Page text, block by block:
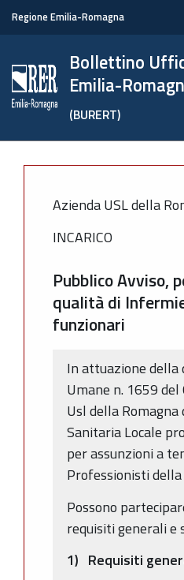
Regione Emilia-Romagna
Bollettino
Emilia-
(BURERT)
Azienda USL della
INCARICO
Pubblico Avviso,
qualità di
funzionari
In attuazione della
Umane n. 1659
Usl della
Sanitaria Locale
per assunzioni a
Professionisti
Possono
requisiti generali e
1) Requisiti